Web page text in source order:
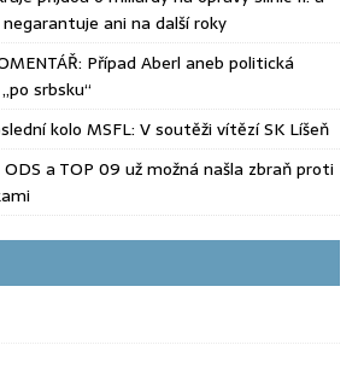
ani na další roky
Případ Aberl aneb politická
srbsku“
kolo MSFL: V soutěži vítězí SK Líšeň
ODS a TOP 09 už možná našla zbraň proti